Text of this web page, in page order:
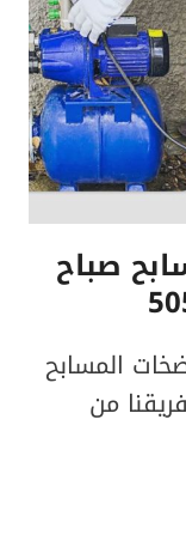
صباح
المسابح
من